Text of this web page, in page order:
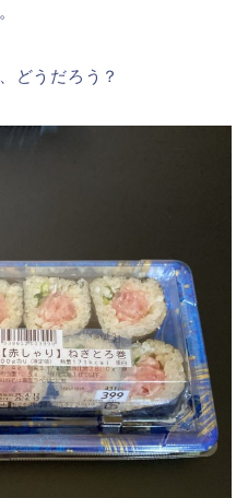
どうだろう？